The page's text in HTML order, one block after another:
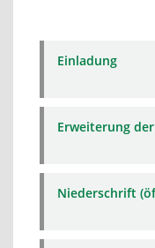
Einladung
Erweiterung
Niederschrift